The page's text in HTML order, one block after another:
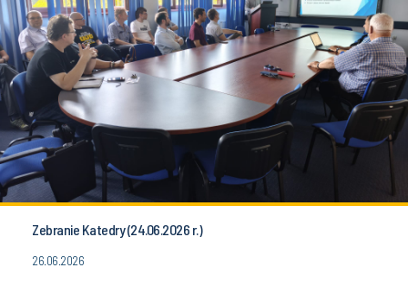
Zebranie Katedry (24.06.2026 r.)
26.06.2026